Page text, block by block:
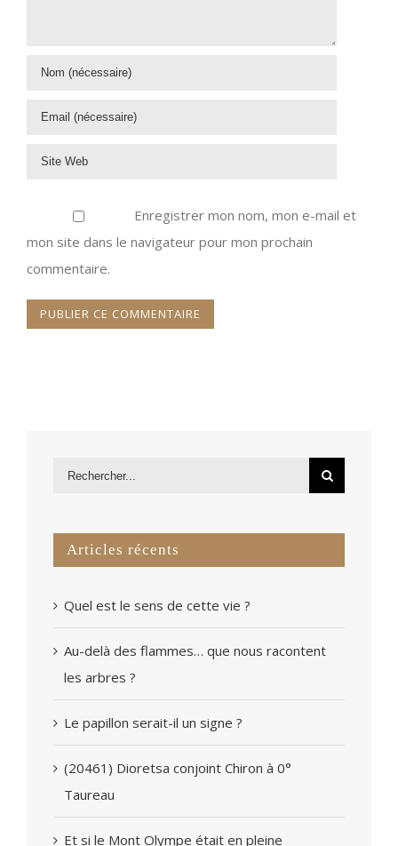
Enregistrer mon nom, mon e-mail et
mon site dans le navigateur pour mon prochain
commentaire.
Articles récents
Quel est le sens de cette vie ?
Au-delà des flammes… que nous racontent
les arbres ?
Le papillon serait-il un signe ?
(20461) Dioretsa conjoint Chiron à 0°
Taureau
Et si le Mont Olympe était en pleine